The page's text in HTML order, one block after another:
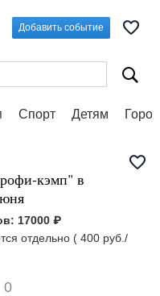
Добавить событие
Спорт Детям
кэмп" в
17000 ₽
отдельно ( 400 руб./
0